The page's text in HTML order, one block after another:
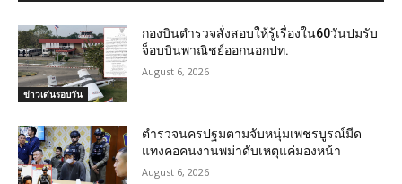
ข่าวเด่นรอบวัน
กองบินตำรวจสั่งสอบให้รู้เรื่องใน60วันปมรับ
จ็อบบินพาณิชย์ออกนอกปท.
August 6, 2026
ตำรวจนครปฐมตามจับหนุ่มเพชรบูรณ์มีด
แทงคอคนงานพม่าดับเหตุแค่มองหน้า
August 6, 2026